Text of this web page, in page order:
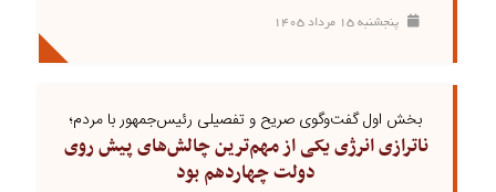
پنجشنبه ۱۵ مرداد ۱۴۰۵
بخش اول گفت‌وگوی صریح و تفصیلی رئیس‌جمهور با مردم؛
ناترازی انرژی یکی از مهم‌ترین چالش‌های پیش روی
دولت چهاردهم بود